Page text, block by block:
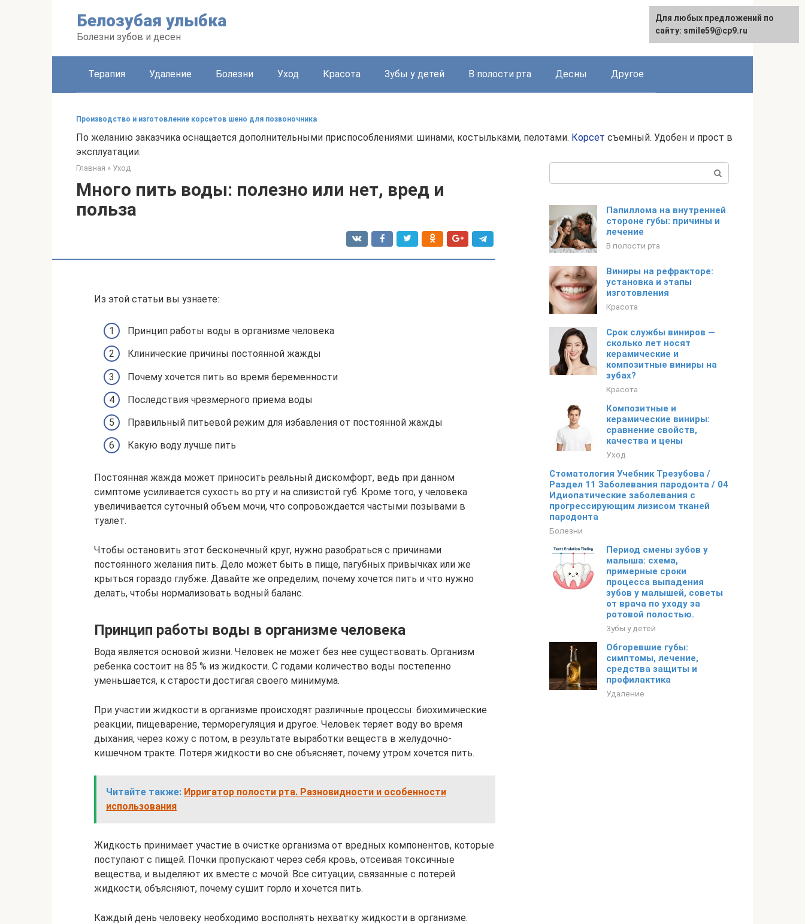
Белозубая улыбка
Болезни зубов и десен
Терапия Удаление Болезни Уход Красота Зубы у детей В полости рта Десны Другое
Производство и изготовление корсетов шено для позвоночника
По желанию заказчика оснащается дополнительными приспособлениями: шинами, костыльками, пелотами. Корсет съемный. Удобен и прост в
эксплуатации.
Главная » Уход
Много пить воды: полезно или нет, вред и
польза
Из этой статьи вы узнаете:
Принцип работы воды в организме человека
Клинические причины постоянной жажды
Почему хочется пить во время беременности
Последствия чрезмерного приема воды
Правильный питьевой режим для избавления от постоянной жажды
Какую воду лучше пить
Постоянная жажда может приносить реальный дискомфорт, ведь при данном
симптоме усиливается сухость во рту и на слизистой губ. Кроме того, у человека
увеличивается суточный объем мочи, что сопровождается частыми позывами в
туалет.
Чтобы остановить этот бесконечный круг, нужно разобраться с причинами
постоянного желания пить. Дело может быть в пище, пагубных привычках или же
крыться гораздо глубже. Давайте же определим, почему хочется пить и что нужно
делать, чтобы нормализовать водный баланс.
Принцип работы воды в организме человека
Вода является основой жизни. Человек не может без нее существовать. Организм
ребенка состоит на 85 % из жидкости. С годами количество воды постепенно
уменьшается, к старости достигая своего минимума.
При участии жидкости в организме происходят различные процессы: биохимические
реакции, пищеварение, терморегуляция и другое. Человек теряет воду во время
дыхания, через кожу с потом, в результате выработки веществ в желудочно-
кишечном тракте. Потеря жидкости во сне объясняет, почему утром хочется пить.
Читайте также: Ирригатор полости рта. Разновидности и особенности
использования
Жидкость принимает участие в очистке организма от вредных компонентов, которые
поступают с пищей. Почки пропускают через себя кровь, отсеивая токсичные
вещества, и выделяют их вместе с мочой. Все ситуации, связанные с потерей
жидкости, объясняют, почему сушит горло и хочется пить.
Каждый день человеку необходимо восполнять нехватку жидкости в организме.
Папиллома на внутренней
стороне губы: причины и
лечение
В полости рта
Виниры на рефракторе:
установка и этапы
изготовления
Красота
Срок службы виниров —
сколько лет носят
керамические и
композитные виниры на
зубах?
Красота
Композитные и
керамические виниры:
сравнение свойств,
качества и цены
Уход
Стоматология Учебник Трезубова /
Раздел 11 Заболевания пародонта / 04
Идиопатические заболевания с
прогрессирующим лизисом тканей
пародонта
Болезни
Период смены зубов у
малыша: схема,
примерные сроки
процесса выпадения
зубов у малышей, советы
от врача по уходу за
ротовой полостью.
Зубы у детей
Обгоревшие губы:
симптомы, лечение,
средства защиты и
профилактика
Удаление
Для любых предложений по
сайту: smile59@cp9.ru